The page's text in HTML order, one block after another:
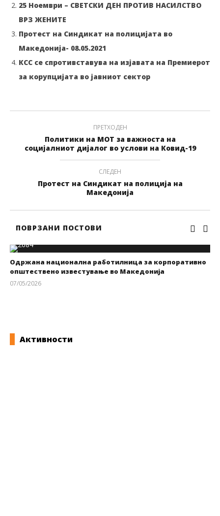
25 Ноември – СВЕТСКИ ДЕН ПРОТИВ НАСИЛСТВО
ВРЗ ЖЕНИТЕ
Протест на Синдикат на полицијата во
Македонија- 08.05.2021
КСС се спротивставува на изјавата на Премиерот
за корупцијата во јавниот сектор
ПРЕТХОДЕН
Политики на МОТ за важноста на
социјалниот дијалог во услови на Ковид-19
СЛЕДЕН
Протест на Синдикат на полиција на
Македонија
ПОВРЗАНИ ПОСТОВИ
Одржана национална работилница за корпоративно
општествено известување во Македонија
07/05/2026
Активности